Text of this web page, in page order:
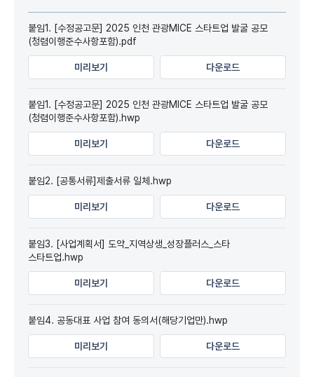
붙임1. [수정공고문] 2025 인천 관광MICE 스타트업 발굴 공모
(청렴이행준수사항포함).pdf
미리보기 다운로드
붙임1. [수정공고문] 2025 인천 관광MICE 스타트업 발굴 공모
(청렴이행준수사항포함).hwp
미리보기 다운로드
붙임2. [공통서류]제출서류 일체.hwp
미리보기 다운로드
붙임3. [사업계획서] 도약_지역상생_성장플러스_스타
스타트업.hwp
미리보기 다운로드
붙임4. 공동대표 사업 참여 동의서(해당기업만).hwp
미리보기 다운로드